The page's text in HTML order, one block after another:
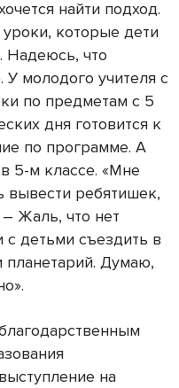
найти подход.
которые дети
Надеюсь, что
У молодого учителя с
по предметам с 5
дня готовится к
по программе. А
5-м классе. «Мне
вывести ребятишек,
– Жаль, что нет
с детьми съездить в
планетарий. Думаю,
на